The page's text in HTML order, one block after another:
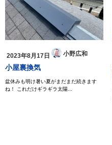
2023年8月17日 小野広和
小屋裏換気
盆休みも明け暑い夏がまだまだ続きます
ね！ これだけギラギラ太陽...